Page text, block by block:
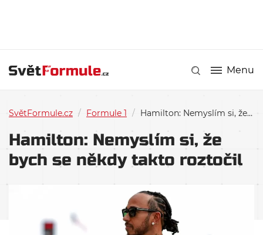
Menu
SvětFormule.cz / Formule 1 / Hamilton: Nemyslím si, že bych se někdy takto roztočil
Hamilton: Nemyslím si, že
bych se někdy takto roztočil